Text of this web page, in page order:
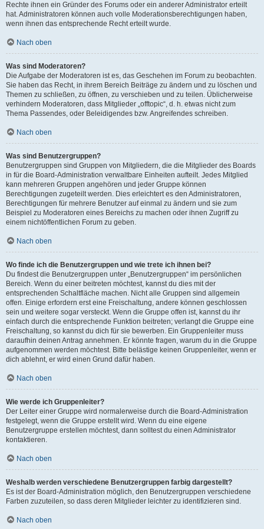
Rechte ihnen ein Gründer des Forums oder ein anderer Administrator erteilt
hat. Administratoren können auch volle Moderationsberechtigungen haben,
wenn ihnen das entsprechende Recht erteilt wurde.
Nach oben
Was sind Moderatoren?
Die Aufgabe der Moderatoren ist es, das Geschehen im Forum zu beobachten.
Sie haben das Recht, in ihrem Bereich Beiträge zu ändern und zu löschen und
Themen zu schließen, zu öffnen, zu verschieben und zu teilen. Üblicherweise
verhindern Moderatoren, dass Mitglieder „offtopic“, d. h. etwas nicht zum
Thema Passendes, oder Beleidigendes bzw. Angreifendes schreiben.
Nach oben
Was sind Benutzergruppen?
Benutzergruppen sind Gruppen von Mitgliedern, die die Mitglieder des Boards
in für die Board-Administration verwaltbare Einheiten aufteilt. Jedes Mitglied
kann mehreren Gruppen angehören und jeder Gruppe können
Berechtigungen zugeteilt werden. Dies erleichtert es den Administratoren,
Berechtigungen für mehrere Benutzer auf einmal zu ändern und sie zum
Beispiel zu Moderatoren eines Bereichs zu machen oder ihnen Zugriff zu
einem nichtöffentlichen Forum zu geben.
Nach oben
Wo finde ich die Benutzergruppen und wie trete ich ihnen bei?
Du findest die Benutzergruppen unter „Benutzergruppen“ im persönlichen
Bereich. Wenn du einer beitreten möchtest, kannst du dies mit der
entsprechenden Schaltfläche machen. Nicht alle Gruppen sind allgemein
offen. Einige erfordern erst eine Freischaltung, andere können geschlossen
sein und weitere sogar versteckt. Wenn die Gruppe offen ist, kannst du ihr
einfach durch die entsprechende Funktion beitreten; verlangt die Gruppe eine
Freischaltung, so kannst du dich für sie bewerben. Ein Gruppenleiter muss
daraufhin deinen Antrag annehmen. Er könnte fragen, warum du in die Gruppe
aufgenommen werden möchtest. Bitte belästige keinen Gruppenleiter, wenn er
dich ablehnt, er wird einen Grund dafür haben.
Nach oben
Wie werde ich Gruppenleiter?
Der Leiter einer Gruppe wird normalerweise durch die Board-Administration
festgelegt, wenn die Gruppe erstellt wird. Wenn du eine eigene
Benutzergruppe erstellen möchtest, dann solltest du einen Administrator
kontaktieren.
Nach oben
Weshalb werden verschiedene Benutzergruppen farbig dargestellt?
Es ist der Board-Administration möglich, den Benutzergruppen verschiedene
Farben zuzuteilen, so dass deren Mitglieder leichter zu identifizieren sind.
Nach oben